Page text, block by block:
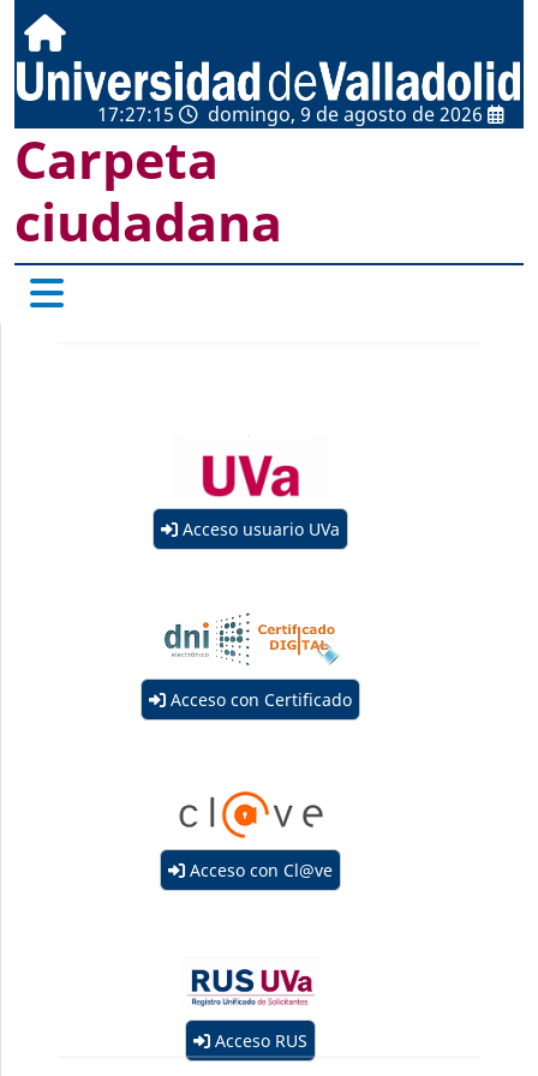
17:27:15 domingo, 9 de agosto de 2026
Carpeta
ciudadana
Acceso usuario UVa
Acceso con Certificado
Acceso con Cl@ve
Acceso RUS